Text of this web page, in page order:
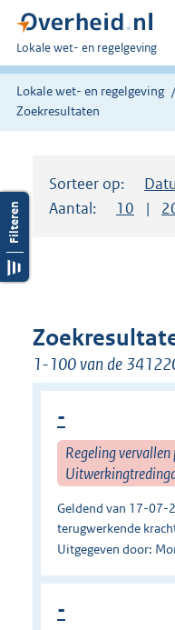
U
bent
hier:
Lokale wet- en regelgeving
Lokale wet- en regelgeving
Zoekresultaten
Sorteer op:
Aantal:
Toon
10
1-100 van de
-
Regeling
Geldend van 17-
terugwerkende
Uitgegeven door:
-